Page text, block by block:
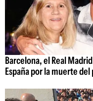
Barcelona, el Real
España por la muerte